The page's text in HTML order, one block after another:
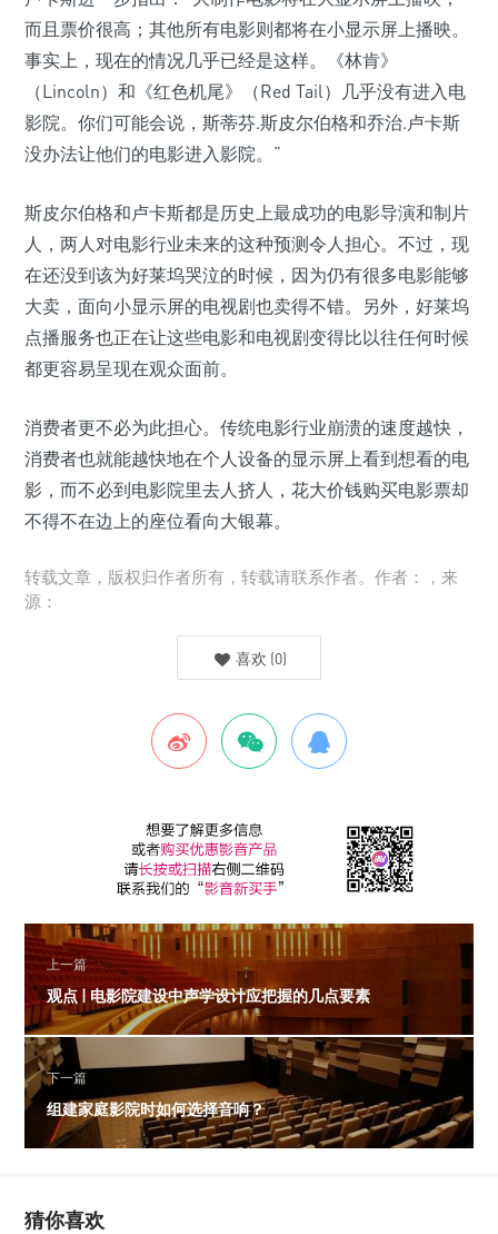
而且票价很高；其他所有电影则都将在小显示屏上播映。
事实上，现在的情况几乎已经是这样。《林肯》
（Lincoln）和《红色机尾》（Red Tail）几乎没有进入电
影院。你们可能会说，斯蒂芬.斯皮尔伯格和乔治.卢卡斯
没办法让他们的电影进入影院。”
斯皮尔伯格和卢卡斯都是历史上最成功的电影导演和制片
人，两人对电影行业未来的这种预测令人担心。不过，现
在还没到该为好莱坞哭泣的时候，因为仍有很多电影能够
大卖，面向小显示屏的电视剧也卖得不错。另外，好莱坞
点播服务也正在让这些电影和电视剧变得比以往任何时候
都更容易呈现在观众面前。
消费者更不必为此担心。传统电影行业崩溃的速度越快，
消费者也就能越快地在个人设备的显示屏上看到想看的电
影，而不必到电影院里去人挤人，花大价钱购买电影票却
不得不在边上的座位看向大银幕。
转载文章，版权归作者所有，转载请联系作者。作者：，来
源：
喜欢 (0)
上一篇
观点 | 电影院建设中声学设计应把握的几点要素
下一篇
组建家庭影院时如何选择音响？
猜你喜欢